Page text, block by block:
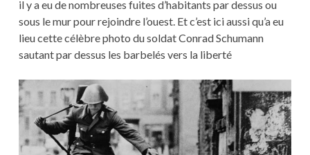
il y a eu de nombreuses fuites d’habitants par dessus ou
sous le mur pour rejoindre l’ouest. Et c’est ici aussi qu’a eu
lieu cette célèbre photo du soldat Conrad Schumann
sautant par dessus les barbelés vers la liberté